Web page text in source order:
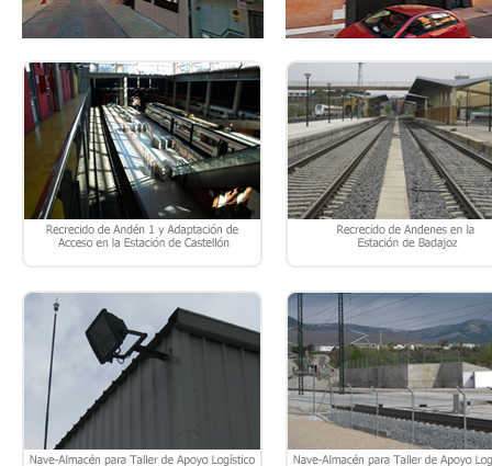
NAVE-ALMACÉN PARA TALLER DE
APOYO LOGÍSTICO EN LA L.A.V.
MADRID-VALLADOLID EN EL TÚNEL
DE GUADARRAMA – ACCESO NORTE
EN SEGOVIA
NAVE-ALMACÉN PARA
APOYO LOGÍSTICO EN LA
MADRID-VALLADOLID EN EL
DE GUADARRAMA – ACCESO
EN SEGOVIA
CONCURSO CON INTERVENCIÓN DE
JURADO: 132 VIVIENDAS VPPA EN
LA PARCELA 11.1 PLAN PARCIAL
NUESTRA SEÑORA DE LOS ÁNGELES
EN VALLECAS – MADRID.
CONCURSO DE 115 VIVIENDAS
PROTECCIÓN PÚBLICA
(VPPB) DEL SECTOR 11
“VALENOSO” DE BOADILLA
MONTE – MADRID. PARCELA
9.3.